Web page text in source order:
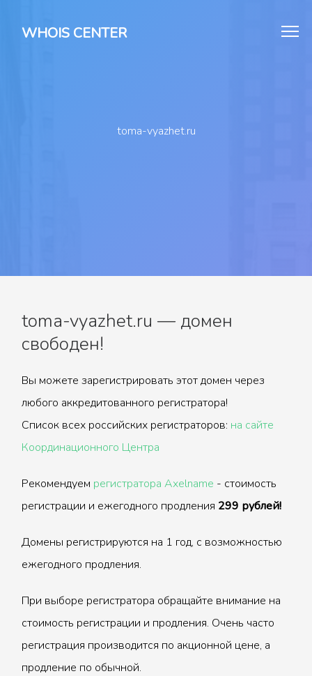
WHOIS CENTER
toma-vyazhet.ru
toma-vyazhet.ru — домен
свободен!
Вы можете зарегистрировать этот домен через
любого аккредитованного регистратора!
Список всех российских регистраторов: на сайте
Координационного Центра
Рекомендуем регистратора Axelname - стоимость
регистрации и ежегодного продления 299 рублей!
Домены регистрируются на 1 год, с возможностью
ежегодного продления.
При выборе регистратора обращайте внимание на
стоимость регистрации и продления. Очень часто
регистрация производится по акционной цене, а
продление по обычной.